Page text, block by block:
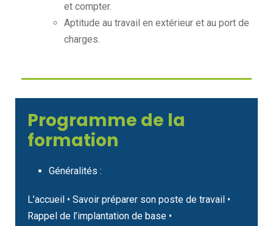
et compter.
Aptitude au travail en extérieur et au port de
charges.
Programme de la
formation
Généralités :
L’accueil • Savoir préparer son poste de travail •
Rappel de l’implantation de base •